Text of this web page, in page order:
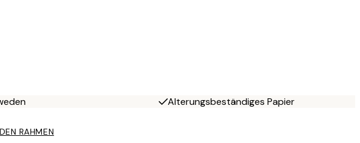
Alterungsbeständiges Papier
RAHMEN